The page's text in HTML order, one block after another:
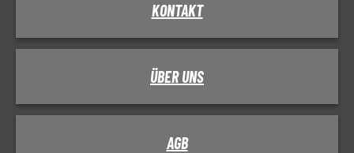
KONTAKT
ÜBER UNS
AGB